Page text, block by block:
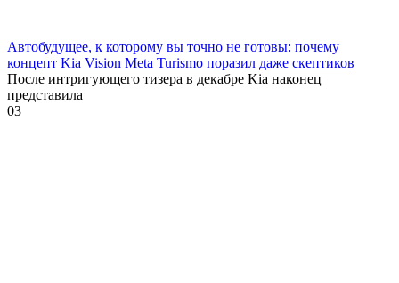
Автобудущее, к которому вы точно не готовы: почему
концепт Kia Vision Meta Turismo поразил даже скептиков
После интригующего тизера в декабре Kia наконец
представила
03